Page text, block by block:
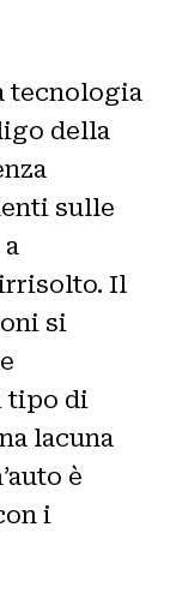
tecnologia
della
sulle
Il
si
tipo di
lacuna
è
i